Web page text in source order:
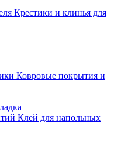
Крестики и клинья для
Ковровые покрытия и
Клей для напольных